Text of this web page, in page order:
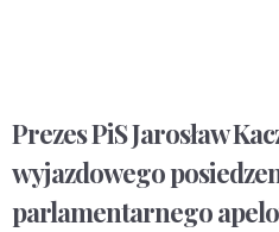
Prezes PiS Jarosław
wyjazdowego
parlamentarnego